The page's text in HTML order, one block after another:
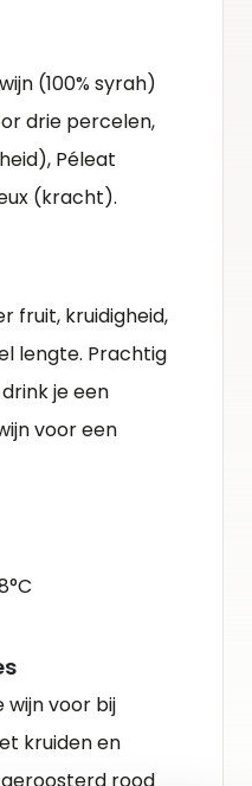
(100% syrah)
drie percelen,
Péleat
(kracht).
fruit, kruidigheid,
lengte. Prachtig
je een
voor een
wijn voor bij
kruiden en